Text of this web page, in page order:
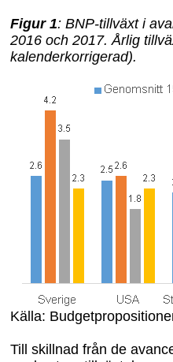
Figur 1: BNP-tillväxt i
2016 och 2017. Årlig
kalenderkorrigerad).
Källa:
Till skillnad från de